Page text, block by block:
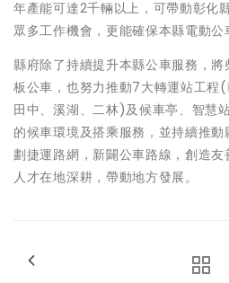
年產能可達2千輛以上，可帶動彰化
眾多工作機會，更能確保本縣電動公
縣府除了持續提升本縣公車服務，
板公車，也努力推動7大轉運站工程(
田中、溪湖、二林)及候車亭、智慧
的候車環境及搭乘服務，並持續推
劃捷運路網，新闢公車路線，創造
人才在地深耕，帶動地方發展。